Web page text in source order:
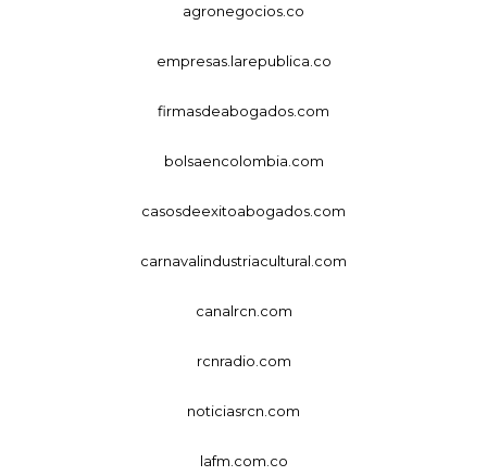
agronegocios.co
empresas.larepublica.co
firmasdeabogados.com
bolsaencolombia.com
casosdeexitoabogados.com
carnavalindustriacultural.com
canalrcn.com
rcnradio.com
noticiasrcn.com
lafm.com.co